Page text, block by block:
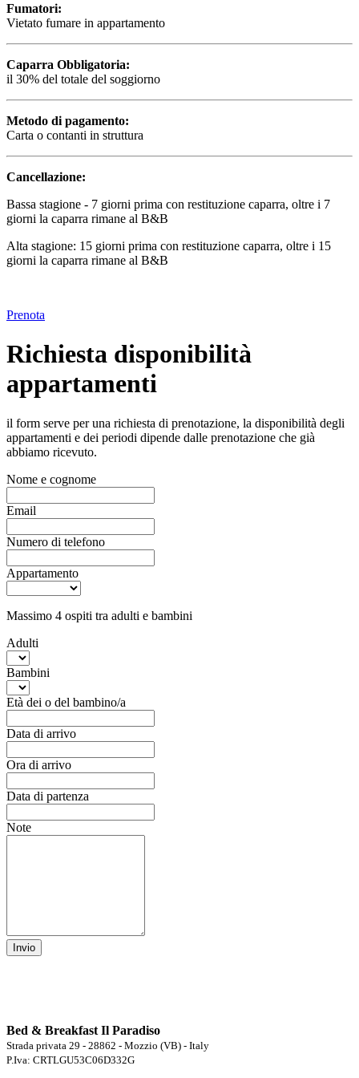
Fumatori:
Vietato fumare in appartamento
Caparra Obbligatoria:
il 30% del totale del soggiorno
Metodo di pagamento:
Carta o contanti in struttura
Cancellazione:
Bassa stagione - 7 giorni prima con restituzione caparra, oltre i 7
giorni la caparra rimane al B&B
Alta stagione: 15 giorni prima con restituzione caparra, oltre i 15
giorni la caparra rimane al B&B
Prenota
Richiesta disponibilità
appartamenti
il form serve per una richiesta di prenotazione, la disponibilità degli
appartamenti e dei periodi dipende dalle prenotazione che già
abbiamo ricevuto.
Nome e cognome
Email
Numero di telefono
Appartamento
Massimo 4 ospiti tra adulti e bambini
Adulti
Bambini
Età dei o del bambino/a
Data di arrivo
Ora di arrivo
Data di partenza
Note
Invio
Bed & Breakfast Il Paradiso
Strada privata 29 - 28862 - Mozzio (VB) - Italy
P.Iva: CRTLGU53C06D332G